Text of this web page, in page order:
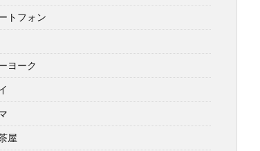
トフォン
ヨーク
屋